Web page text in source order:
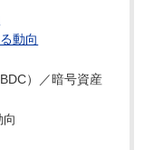
動向
）／暗号資産
向